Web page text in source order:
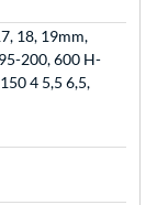
18, 19mm,
200, 600 H-
4 5,5 6,5,